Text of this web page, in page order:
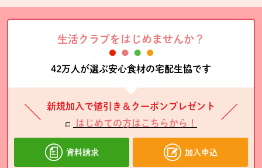
生活クラブをはじめませんか？
42万人が選ぶ安心食材の宅配生協です
新規加入で値引き＆クーポンプレゼント
はじめての方はこちらから！
資料請求 加入申込